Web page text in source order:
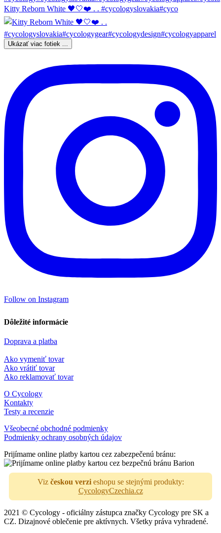
Kitty Reborn White 🖤🤍❤️ . . #cycologyslovakia#cyco
Ukázať viac fotiek ...
Follow on Instagram
Dôležité informácie
Doprava a platba
Ako vymeniť tovar
Ako vrátiť tovar
Ako reklamovať tovar
O Cycology
Kontakty
Testy a recenzie
Všeobecné obchodné podmienky
Podmienky ochrany osobných údajov
Prijímame online platby kartou cez zabezpečenú bránu:
Viz českou verzieshopu se stejnými produkty:
CycologyCzechia.cz
2021 © Cycology - oficiálny zástupca značky Cycology pre SK a
CZ. Dizajnové oblečenie pre aktívnych. Všetky práva vyhradené.